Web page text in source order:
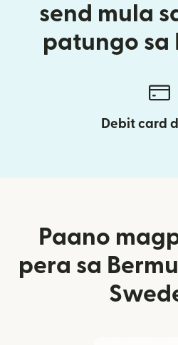
send mula
patungo sa
Debit card
Paano
pera sa